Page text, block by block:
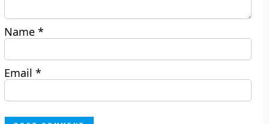
Name*
Email*